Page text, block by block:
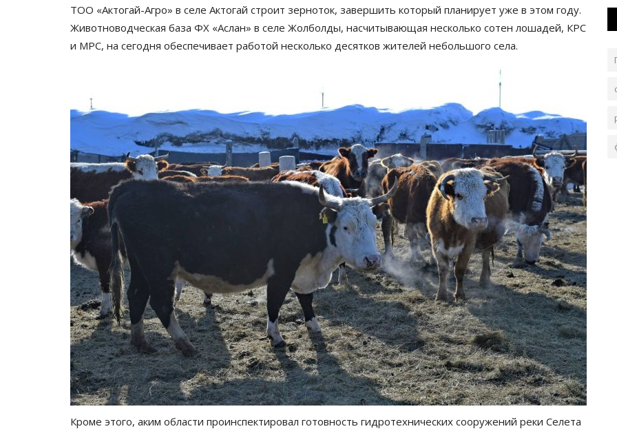
ТОО «Актогай-Агро» в селе Актогай строит зерноток, завершить который планирует уже в этом году.
Животноводческая база ФХ «Аслан» в селе Жолболды, насчитывающая несколько сотен лошадей, КРС
и МРС, на сегодня обеспечивает работой несколько десятков жителей небольшого села.
Кроме этого, аким области проинспектировал готовность гидротехнических сооружений реки Селета